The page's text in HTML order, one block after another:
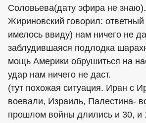
Соловьева(дату эфира не знаю).
Жириновский говорил:
имелось ввиду) нам ничего не
заблудившаяся подлодка
мощь Америки обрушиться на
удар нам ничего не даст.
(тут похожая ситуация. Иран с
воевали, Израиль, Палестина-
прошлом войны длились и 30, и